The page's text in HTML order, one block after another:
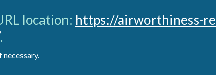
location: https://airworthiness-
.